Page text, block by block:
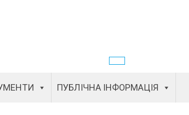
ПУБЛІЧНА ІНФОРМАЦІЯ